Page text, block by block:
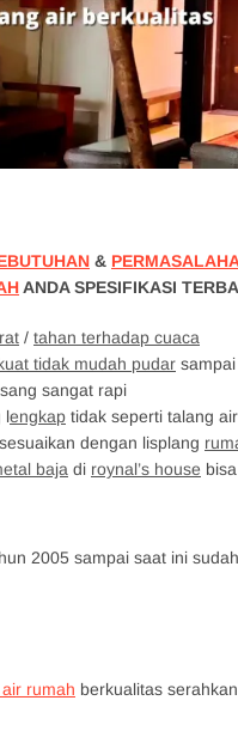
&
ANDA SPESIFIKASI
/ tahan terhadap cuaca
tidak mudah pudar
sangat rapi
lengkap tidak seperti talang
dengan lisplang
baja di roynal’s house
2005 sampai saat ini
rumah berkualitas serahkan